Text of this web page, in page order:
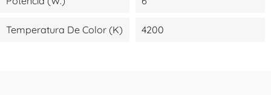
Temperatura De Color (K) 4200